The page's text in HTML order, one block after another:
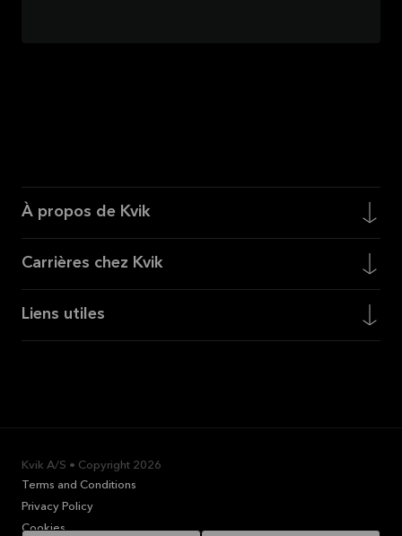
À propos de Kvik
Carrières chez Kvik
Liens utiles
Kvik A/S • Copyright 2026
Terms and Conditions
Privacy Policy
Cookies